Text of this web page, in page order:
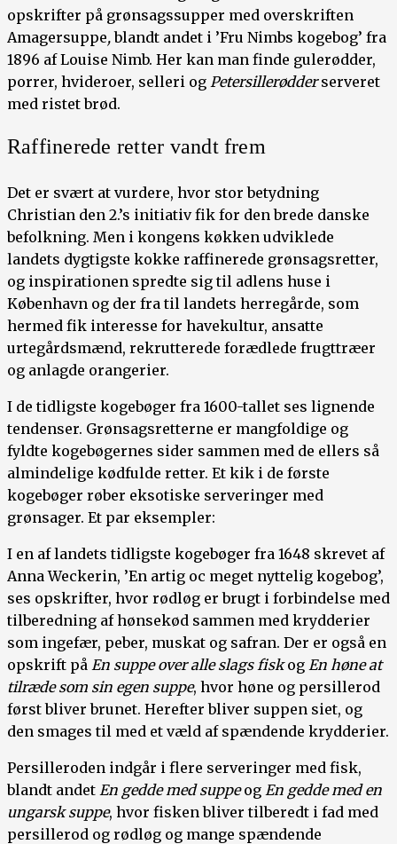
opskrifter på grønsagssupper med overskriften
Amagersuppe,blandt andet i ’Fru Nimbs kogebog’ fra
1896 af Louise Nimb. Her kan man finde gulerødder,
porrer, hvideroer, selleri og Petersillerødderserveret
med ristet brød.
Raffinerede retter vandt frem
Det er svært at vurdere, hvor stor betydning
Christian den 2.’s initiativ fik for den brede danske
befolkning. Men i kongens køkken udviklede
landets dygtigste kokke raffinerede grønsagsretter,
og inspirationen spredte sig til adlens huse i
København og der fra til landets herregårde, som
hermed fik interesse for havekultur, ansatte
urtegårdsmænd, rekrutterede forædlede frugttræer
og anlagde orangerier.
I de tidligste kogebøger fra 1600-tallet ses lignende
tendenser. Grønsagsretterne er mangfoldige og
fyldte kogebøgernes sider sammen med de ellers så
almindelige kødfulde retter. Et kik i de første
kogebøger røber eksotiske serveringer med
grønsager. Et par eksempler:
I en af landets tidligste kogebøger fra 1648 skrevet af
Anna Weckerin, ’En artig oc meget nyttelig kogebog’,
ses opskrifter, hvor rødløg er brugt i forbindelse med
tilberedning af hønsekød sammen med krydderier
som ingefær, peber, muskat og safran. Der er også en
opskrift på En suppe over alle slags fiskog En høne at
tilræde som sin egen suppe, hvor høne og persillerod
først bliver brunet. Herefter bliver suppen siet, og
den smages til med et væld af spændende krydderier.
Persilleroden indgår i flere serveringer med fisk,
blandt andet En gedde med suppeog En gedde med en
ungarsk suppe, hvor fisken bliver tilberedt i fad med
persillerod og rødløg og mange spændende